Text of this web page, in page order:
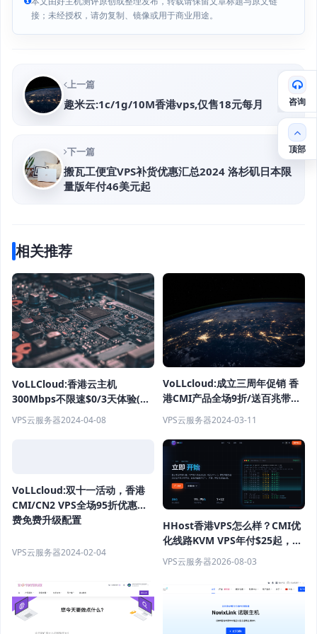
接；未经授权，请勿复制、镜像或用于商业用途。
上一篇
趣米云:1c/1g/10M香港vps,仅售18元每月
下一篇
搬瓦工便宜VPS补货优惠汇总2024 洛杉矶日本限
量版年付46美元起
相关推荐
VoLLCloud:香港云主机
300Mbps不限速$0/3天体验(香
港CN2服务器$3/首月)
VPS云服务器2024-04-08
VoLLcloud:成立三周年促销 香
港CMI产品全场9折/送百兆带宽/
送百G流量 200Mbps-500Mbps
端口 年付$53起
VPS云服务器2024-03-11
VoLLcloud:双十一活动，香港
CMI/CN2 VPS全场95折优惠续
费免费升级配置
VPS云服务器2024-02-04
HHost香港VPS怎么样？CMI优
化线路KVM VPS年付$25起，
4GB内存优惠套餐
VPS云服务器2026-08-03
咨询
顶部